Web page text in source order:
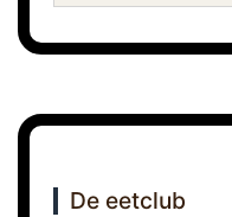
De eetclub